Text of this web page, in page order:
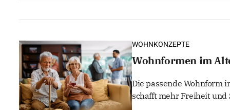
WOHNKONZEPTE
Wohnformen im
Die passende Wohnform
schafft mehr Freiheit und